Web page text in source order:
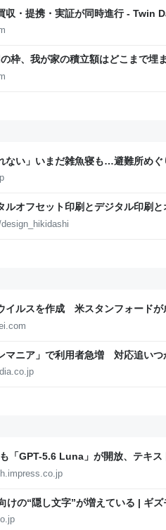
収・提携・実証が同時進行 - Twin
枠、我が家の積立額はどこまで埋
記
ない」いまだ雑魚寝も…避難所め
令和8年熊本地震｜FNNプライム
ルオフセット印刷とデジタル印刷
し 津田淳子
イルスを作成 米スタンフォードが
マニア」で利用者急増 対応追い
アプリに」
「GPT-5.6 Luna」が開放、テキス
5.6 Sol」が強化、即答・熟考を
けの“隠し文字”が増えている | ギ